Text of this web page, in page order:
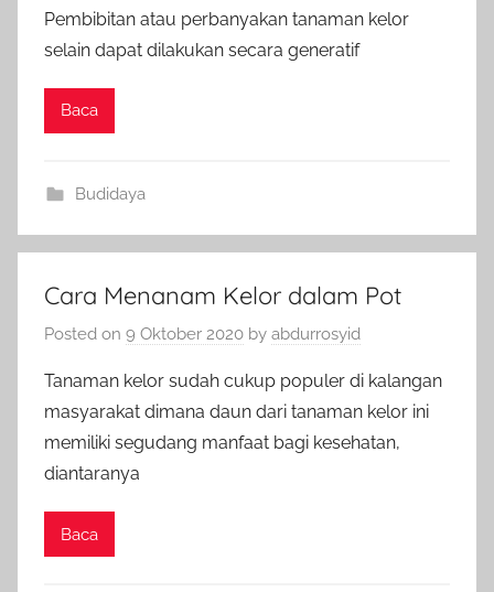
Pembibitan atau perbanyakan tanaman kelor
selain dapat dilakukan secara generatif
Baca
Budidaya
Cara Menanam Kelor dalam Pot
Posted on 9 Oktober 2020 by abdurrosyid
Tanaman kelor sudah cukup populer di kalangan
masyarakat dimana daun dari tanaman kelor ini
memiliki segudang manfaat bagi kesehatan,
diantaranya
Baca